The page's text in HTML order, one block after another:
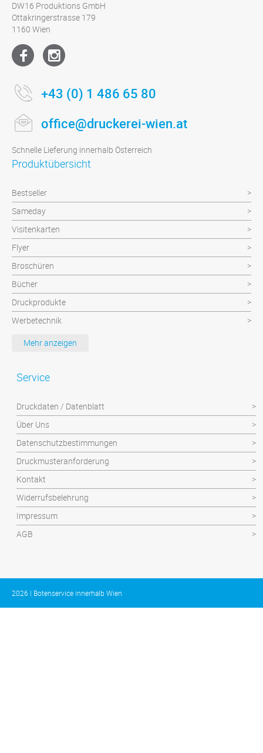
DW16 Produktions GmbH
Ottakringerstrasse 179
1160 Wien
+43 (0) 1 486 65 80
office@druckerei-wien.at
Schnelle Lieferung innerhalb Österreich
Produktübersicht
Bestseller
Sameday
Visitenkarten
Flyer
Broschüren
Bücher
Druckprodukte
Werbetechnik
Werbeartikel
Plattendruck und Schilder
Mehr anzeigen
Service
Druckdaten / Datenblatt
Über Uns
Datenschutzbestimmungen
Druckmusteranforderung
Kontakt
Widerrufsbelehrung
Impressum
AGB
2026 | Botenservice innerhalb Wien